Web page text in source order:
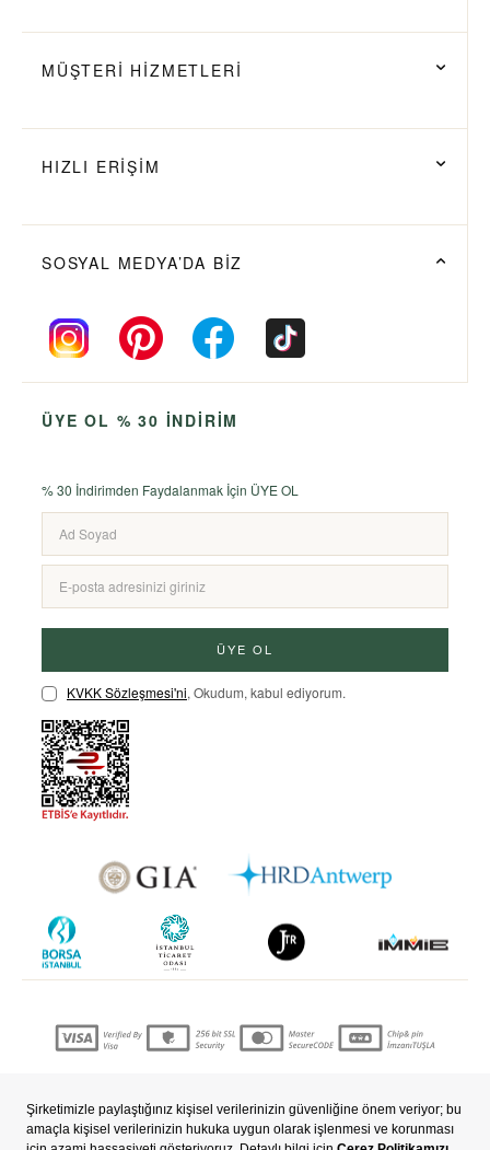
MÜŞTERİ HİZMETLERİ
HIZLI ERİŞİM
SOSYAL MEDYA’DA BİZ
ÜYE OL % 30 İNDİRİM
% 30 İndirimden Faydalanmak İçin ÜYE OL
ÜYE OL
KVKK Sözleşmesi'ni, Okudum, kabul ediyorum.
T-SoftE-TicaretSistemleriyle Hazırlanmıştır.